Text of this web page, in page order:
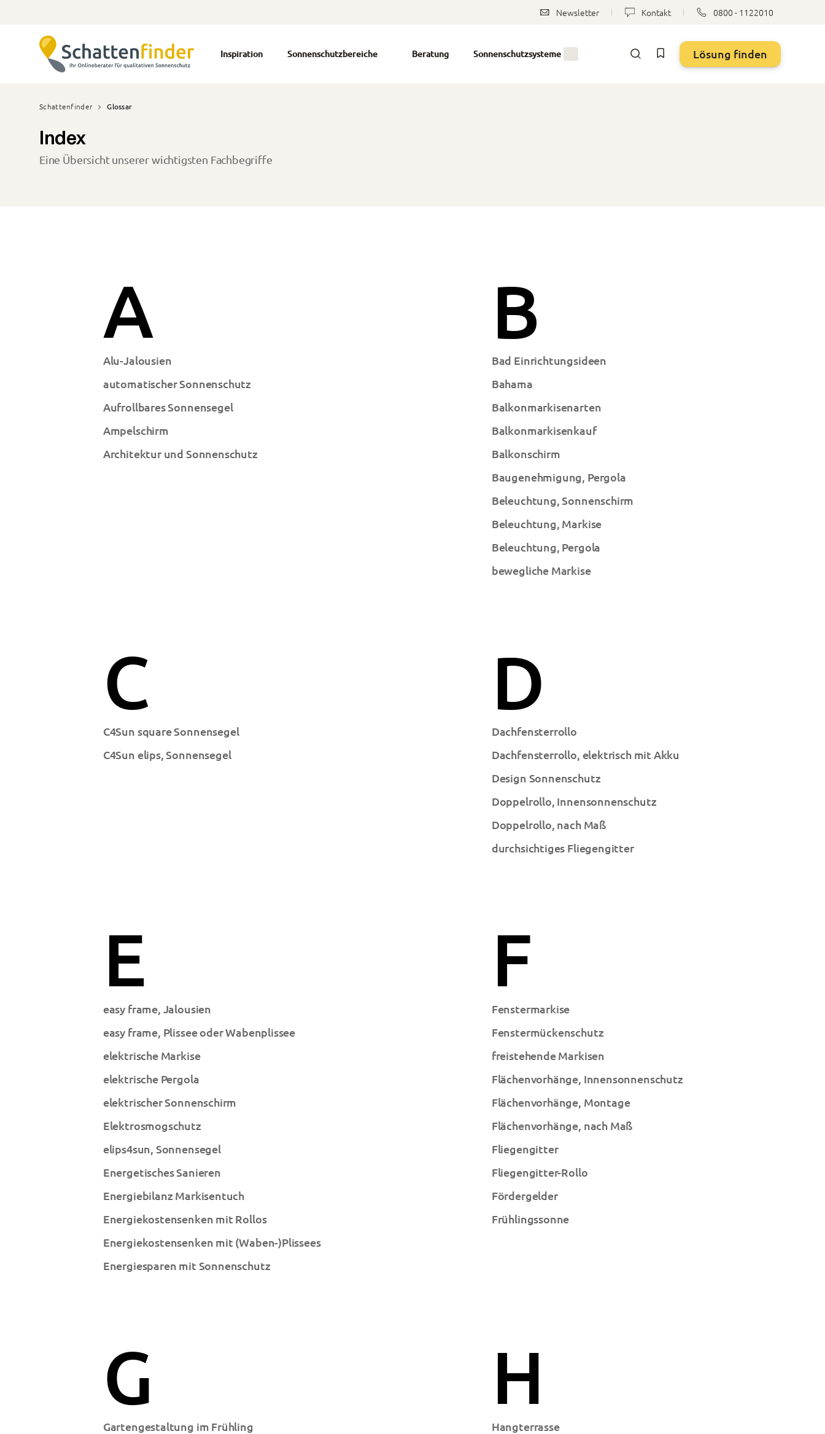
Newsletter Kontakt 0800 - 1122010
Inspiration Sonnenschutzbereiche Beratung Sonnenschutzsysteme Lösung finden
Schattenfinder Glossar
Index
Eine Übersicht unserer wichtigsten Fachbegriffe
A
Alu-Jalousien
automatischer Sonnenschutz
Aufrollbares Sonnensegel
Ampelschirm
Architektur und Sonnenschutz
B
Bad Einrichtungsideen
Bahama
Balkonmarkisenarten
Balkonmarkisenkauf
Balkonschirm
Baugenehmigung, Pergola
Beleuchtung, Sonnenschirm
Beleuchtung, Markise
Beleuchtung, Pergola
bewegliche Markise
C
C4Sun square Sonnensegel
C4Sun elips, Sonnensegel
D
Dachfensterrollo
Dachfensterrollo, elektrisch mit Akku
Design Sonnenschutz
Doppelrollo, Innensonnenschutz
Doppelrollo, nach Maß
durchsichtiges Fliegengitter
E
easy frame, Jalousien
easy frame, Plissee oder Wabenplissee
elektrische Markise
elektrische Pergola
elektrischer Sonnenschirm
Elektrosmogschutz
elips4sun, Sonnensegel
Energetisches Sanieren
Energiebilanz Markisentuch
Energiekostensenken mit Rollos
Energiekostensenken mit (Waben-)Plissees
Energiesparen mit Sonnenschutz
F
Fenstermarkise
Fenstermückenschutz
freistehende Markisen
Flächenvorhänge, Innensonnenschutz
Flächenvorhänge, Montage
Flächenvorhänge, nach Maß
Fliegengitter
Fliegengitter-Rollo
Fördergelder
Frühlingssonne
G
Gartengestaltung im Frühling
H
Hangterrasse